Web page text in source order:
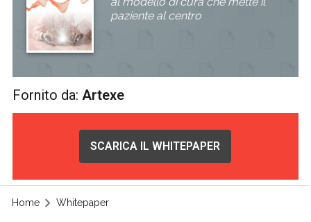
paziente al centro
Fornito da:Artexe
SCARICA IL WHITEPAPER
Home Whitepaper